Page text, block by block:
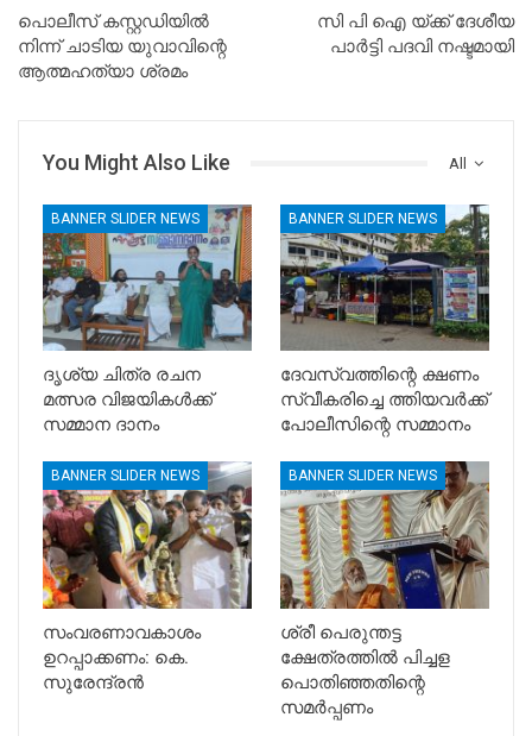
പൊലീസ് കസ്റ്റഡിയിൽ
നിന്ന് ചാടിയ യുവാവിന്റെ
ആത്മഹത്യാ ശ്രമം
സി പി ഐ യ്ക്ക് ദേശീയ
പാർട്ടി പദവി നഷ്ടമായി
All
You Might Also Like
BANNER SLIDER NEWS
ദൃശ്യ ചിത്ര രചന
മത്സര വിജയികൾക്ക്
സമ്മാന ദാനം
BANNER SLIDER NEWS
ദേവസ്വത്തിന്റെ ക്ഷണം
സ്വീകരിച്ചെ ത്തിയവർക്ക്
പോലീസിന്റെ സമ്മാനം
BANNER SLIDER NEWS
സംവരണാവകാശം
ഉറപ്പാക്കണം: കെ.
സുരേന്ദ്രൻ
BANNER SLIDER NEWS
ശ്രീ പെരുന്തട്ട
ക്ഷേത്രത്തിൽ പിച്ചള
പൊതിഞ്ഞതിന്റെ
സമർപ്പണം